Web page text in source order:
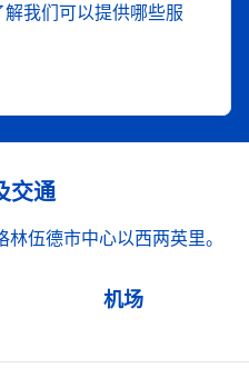
我们可以提供哪些服
交通
伍德市中心以西两英里。
机场